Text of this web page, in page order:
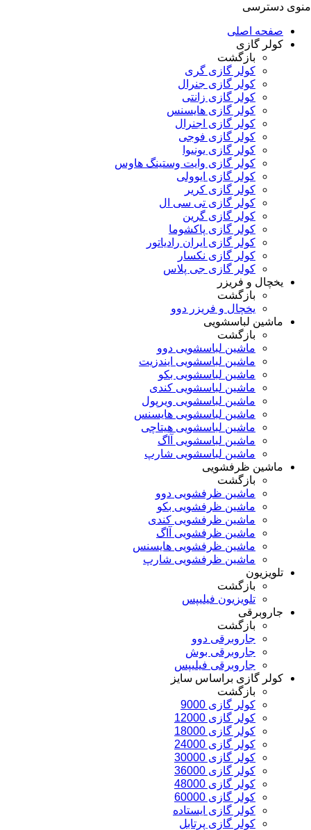
منوی دسترسی
صفحه اصلی
کولر گازی
بازگشت
کولر گازی گری
کولر گازی جنرال
کولر گازی زانتی
کولر گازی هایسنس
کولر گازی اجنرال
کولر گازی فوجی
کولر گازی یونیوا
کولر گازی وایت وستینگ هاوس
کولر گازی ایوولی
کولر گازی کریر
کولر گازی تی سی ال
کولر گازی گرین
کولر گازی پاکشوما
کولر گازی ایران رادیاتور
کولر گازی نکسار
کولر گازی جی پلاس
یخچال و فریزر
بازگشت
یخچال و فریزر دوو
ماشین لباسشویی
بازگشت
ماشین لباسشویی دوو
ماشین لباسشویی ایندزیت
ماشین لباسشویی بکو
ماشین لباسشویی کندی
ماشین لباسشویی ویرپول
ماشین لباسشویی هایسنس
ماشین لباسشویی هیتاچی
ماشین لباسشویی آاگ
ماشین لباسشویی شارپ
ماشین ظرفشویی
بازگشت
ماشین ظرفشویی دوو
ماشین ظرفشویی بکو
ماشین ظرفشویی کندی
ماشین ظرفشویی آاگ
ماشین ظرفشویی هایسنس
ماشین ظرفشویی شارپ
تلویزیون
بازگشت
تلویزیون فیلیپس
جاروبرقی
بازگشت
جاروبرقی دوو
جاروبرقی بوش
جاروبرقی فیلیپس
کولر گازی براساس سایز
بازگشت
کولر گازی 9000
کولر گازی 12000
کولر گازی 18000
کولر گازی 24000
کولر گازی 30000
کولر گازی 36000
کولر گازی 48000
کولر گازی 60000
کولر گازی ایستاده
کولر گازی پرتابل